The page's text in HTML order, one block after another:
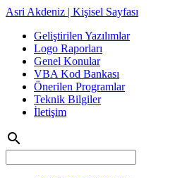
Asri Akdeniz | Kişisel Sayfası
Geliştirilen Yazılımlar
Logo Raporları
Genel Konular
VBA Kod Bankası
Önerilen Programlar
Teknik Bilgiler
İletişim
search